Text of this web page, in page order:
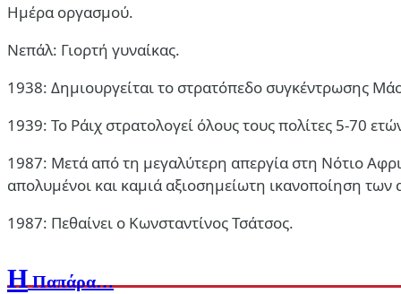
Διεθνή
Ημέρα οργασμού.
Νεπάλ: Γιορτή γυναίκας.
1938: Δημιουργείται το στρατόπεδο συγκέντρωσης
1939: Το Ράιχ στρατολογεί όλους τους πολίτες 5-70
1987: Μετά από τη μεγαλύτερη απεργία στη Νότιο
απολυμένοι και καμιά αξιοσημείωτη ικανοποίηση των
1987: Πεθαίνει ο Κωνσταντίνος Τσάτσος.
ΗΠαπάρα…